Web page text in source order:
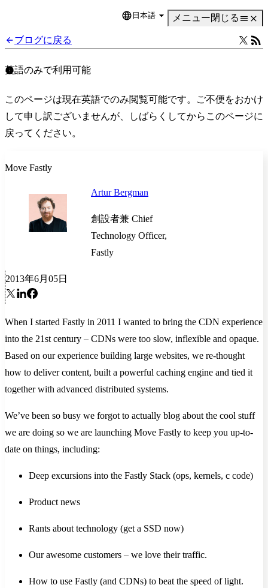
Language
日本語 メニュー閉じる
ブログに戻る
英語のみで利用可能
このページは現在英語でのみ閲覧可能です。ご不便をおかけ
して申し訳ございませんが、しばらくしてからこのページに
戻ってください。
Move Fastly
Artur Bergman
創設者兼 Chief
Technology Officer,
Fastly
2013年6月05日
When I started Fastly in 2011 I wanted to bring the CDN experience
into the 21st century – CDNs were too slow, inflexible and opaque.
Based on our experience building large websites, we re-thought
how to deliver content, built a powerful caching engine and tied it
together with advanced distributed systems.
We’ve been so busy we forgot to actually blog about the cool stuff
we are doing so we are launching Move Fastly to keep you up-to-
date on things, including:
Deep excursions into the Fastly Stack (ops, kernels, c code)
Product news
Rants about technology (get a SSD now)
Our awesome customers – we love their traffic.
How to use Fastly (and CDNs) to beat the speed of light.